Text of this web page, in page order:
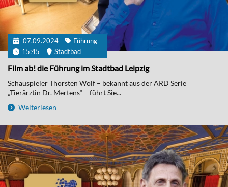
07.09.2024
Führung
15:45
Stadtbad
Film ab! die Führung im Stadtbad Leipzig
Schauspieler Thorsten Wolf – bekannt aus der ARD Serie
„Tierärztin Dr. Mertens“ – führt Sie...
Weiterlesen